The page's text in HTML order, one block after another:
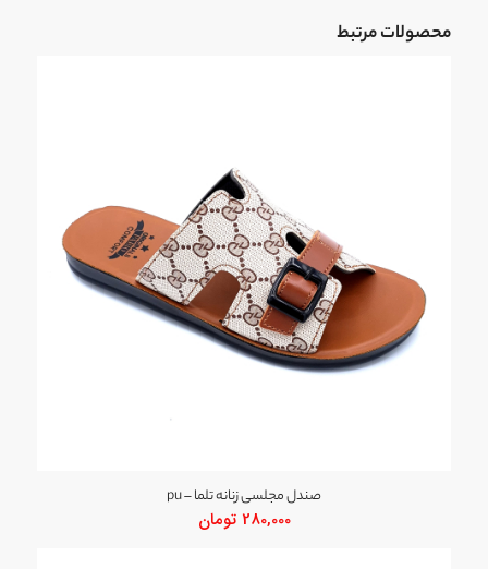
محصولات مرتبط
صندل مجلسی زنانه تلما – pu
280,000 تومان